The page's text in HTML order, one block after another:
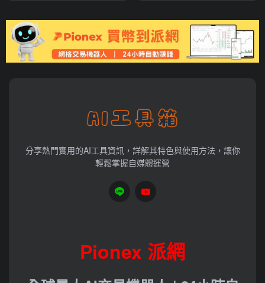
分享熱門實用的AI工具資訊，詳解其特色與使用方法，讓你
輕鬆掌握自媒體運營
Pionex 派網